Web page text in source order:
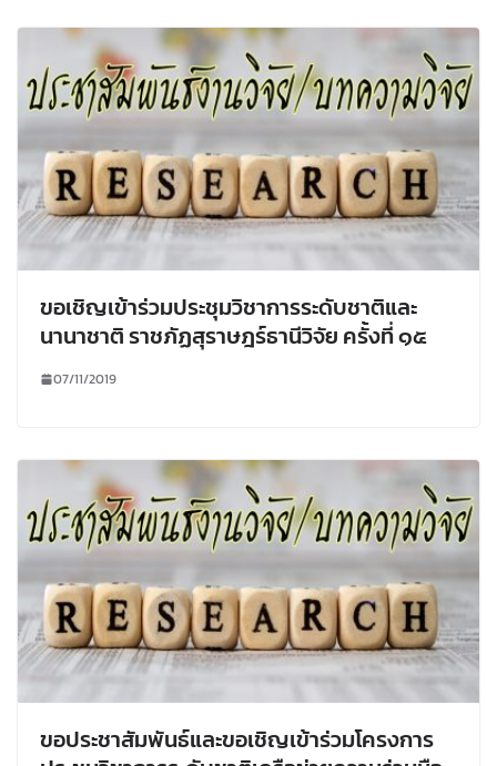
ขอเชิญเข้าร่วมประชุมวิชาการระดับชาติและ
นานาชาติ ราชภัฏสุราษฎร์ธานีวิจัย ครั้งที่ ๑๕
07/11/2019
ขอประชาสัมพันธ์และขอเชิญเข้าร่วมโครงการ